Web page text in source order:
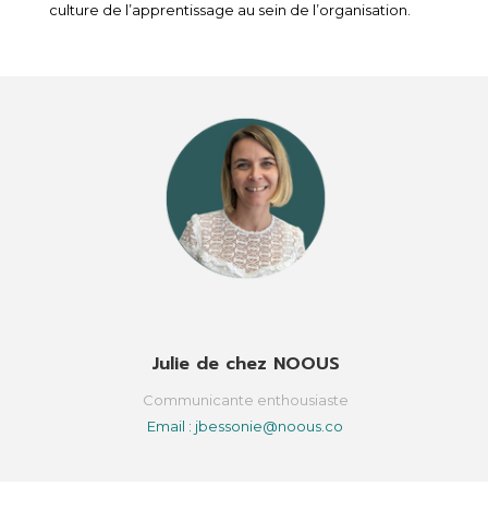
culture de l’apprentissage au sein de l’organisation.
Julie de chez NOOUS
Communicante enthousiaste
Email : jbessonie@noous.co